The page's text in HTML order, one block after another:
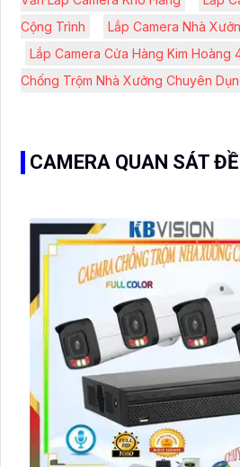
Cộng Trình
Lắp Camera Nhà
Lắp Camera Cửa Hàng Kim Hoàng
Chống Trộm Nhà Xưởng Chuyên
CAMERA QUAN SÁT